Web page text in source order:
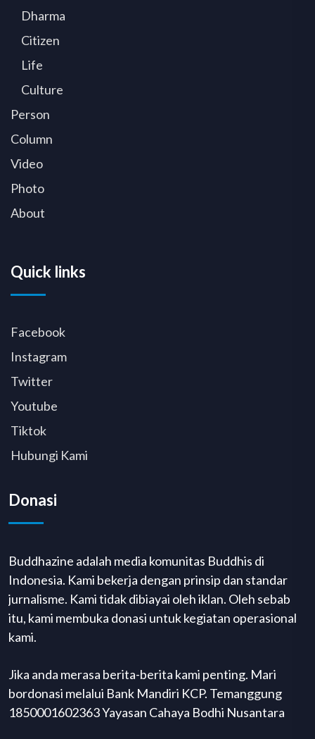
Dharma
Citizen
Life
Culture
Person
Column
Video
Photo
About
Quick links
Facebook
Instagram
Twitter
Youtube
Tiktok
Hubungi Kami
Donasi
Buddhazine adalah media komunitas Buddhis di
Indonesia. Kami bekerja dengan prinsip dan standar
jurnalisme. Kami tidak dibiayai oleh iklan. Oleh sebab
itu, kami membuka donasi untuk kegiatan operasional
kami.
Jika anda merasa berita-berita kami penting. Mari
bordonasi melalui Bank Mandiri KCP. Temanggung
1850001602363 Yayasan Cahaya Bodhi Nusantara